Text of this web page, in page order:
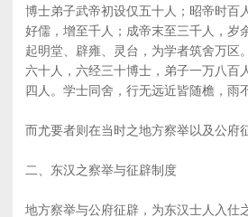
博士弟子武帝初设仅五十人；昭帝时百
好儒，增至千人；成帝末至三千人，岁
起明堂、辟雍、灵台，为学者筑舍万区
六十人，六经三十博士，弟子一万八百
四人。学士同舍，行无远近皆随檐，雨
而尤要者则在当时之地方察举以及公府
二、东汉之察举与征辟制度
地方察举与公府征辟，为东汉士人入仕